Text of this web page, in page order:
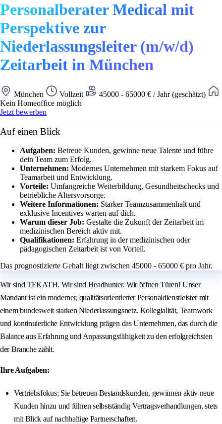
Personalberater Medical mit
Perspektive zur
Niederlassungsleiter (m/w/d)
Zeitarbeit in München
München Vollzeit
45000 - 65000 € / Jahr (geschätzt)
Kein Homeoffice möglich
Jetzt bewerben
Auf einen Blick
Aufgaben: Betreue Kunden, gewinne neue Talente und führe
dein Team zum Erfolg.
Unternehmen: Modernes Unternehmen mit starkem Fokus auf
Teamarbeit und Entwicklung.
Vorteile: Umfangreiche Weiterbildung, Gesundheitschecks und
betriebliche Altersvorsorge.
Weitere Informationen: Starker Teamzusammenhalt und
exklusive Incentives warten auf dich.
Warum dieser Job: Gestalte die Zukunft der Zeitarbeit im
medizinischen Bereich aktiv mit.
Qualifikationen: Erfahrung in der medizinischen oder
pädagogischen Zeitarbeit ist von Vorteil.
Das prognostizierte Gehalt liegt zwischen 45000 - 65000 € pro Jahr.
Wir sind TEKATH. Wir sind Headhunter. Wir öffnen Türen! Unser
Mandant ist ein moderner, qualitätsorientierter Personaldienstleister mit
einem bundesweit starken Niederlassungsnetz. Kollegialität, Teamwork
und kontinuierliche Entwicklung prägen das Unternehmen, das durch die
Balance aus Erfahrung und Anpassungsfähigkeit zu den erfolgreichsten
der Branche zählt.
Ihre Aufgaben:
Vertriebsfokus: Sie betreuen Bestandskunden, gewinnen aktiv neue
Kunden hinzu und führen selbstständig Vertragsverhandlungen, stets
mit Blick auf nachhaltige Partnerschaften.